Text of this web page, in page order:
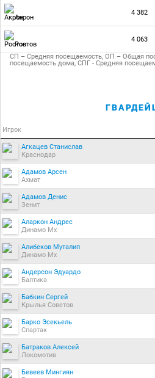
Акрон
4 382
Ростов
4 063
СП – Средняя посещаемость, ОП – Общая
посещаемость дома, СПГ - Средняя
Игрок
Агкацев Станислав
Краснодар
Адамов Арсен
Ахмат
Адамов Денис
Зенит
Аларкон Андрес
Динамо Мх
Алибеков Муталип
Динамо Мх
Андерсон Эдуардо
Балтика
Бабкин Сергей
Крылья Советов
Барко Эсекьель
Спартак
Батраков Алексей
Локомотив
Бевеев Мингиян